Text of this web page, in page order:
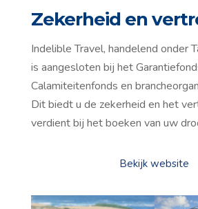
Zekerheid en
Indelible Travel, handelend onder
is aangesloten bij het
Calamiteitenfonds en
Dit biedt u de zekerheid en het
verdient bij het boeken van uw
Bekijk website